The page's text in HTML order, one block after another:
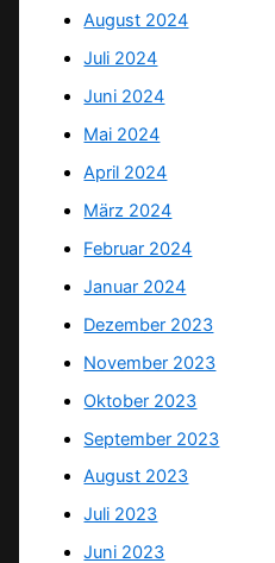
August 2024
Juli 2024
Juni 2024
Mai 2024
April 2024
März 2024
Februar 2024
Januar 2024
Dezember 2023
November 2023
Oktober 2023
September 2023
August 2023
Juli 2023
Juni 2023